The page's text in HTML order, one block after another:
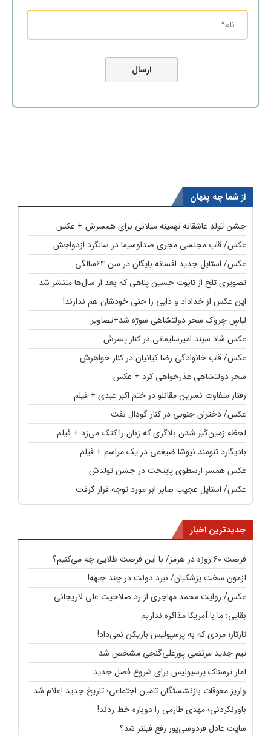
از شما چه پنهان
جشن تولد عاشقانه تهمینه میلانی برای همسرش + عکس
عکس/ قاب مجلسی مجری صداوسیما در سالگرد ازدواجش
عکس/ استایل جدید افسانه بایگان در سن ۶۴سالگی
تصویری تلخ از تابوت حسین پناهی که بعد از سال‌ها منتشر شد
این عکس از خداداد و دایی را حتی خودشان هم ندارند!
لباسِ چروک سحر دولتشاهی سوژه شد+تصاویر
عکس شاد سپند امیرسلیمانی در کنار پسرش
عکس/ قاب خانوادگی رضا کیانیان در کنار خواهرش
سحر دولتشاهی عذرخواهی کرد + عکس
رفتار متفاوت نسرین مقانلو در ختم اکبر عبدی + فیلم
عکس/ دختران جنوبی در کنار گودال نفت
لحظه زمین‌گیر شدن بلاگری که زنان را کتک می‌زد + فیلم
بادیگارد تنومند نیوشا ضیغمی در یک مراسم + فیلم
عکس همسر ارسطوی پایتخت در جشن تولدش
عکس/ استایل عجیب صابر ابر مورد توجه قرار گرفت
جدیدترین اخبار
فرصت ۶۰ روزه در هرمز/ با این فرصت طلایی چه می‌کنیم؟
آزمون سخت پزشکیان/ نبرد دولت در چند جبهه!
عکس/ روایت محمد مهاجری از رد صلاحیت علی لاریجانی
بقایی: ما با آمریکا مذاکره نداریم
تارتار؛‌ مردی که به پرسپولیس بازیکن نمی‌داد!
تیم جدید مرتضی پورعلی‌گنجی مشخص شد
آمار ترسناک پرسپولیس برای شروع فصل جدید
واریز معوقات بازنشستگان تامین اجتماعی؛ تاریخ جدید اعلام شد
باورنکردنی؛ مهدی طارمی را دوباره خط زدند!
سایت عادل فردوسی‌پور رفع فیلتر شد؟